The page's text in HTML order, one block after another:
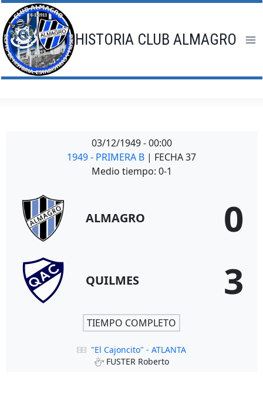
Saltar
al
contenido
HISTORIA CLUB ALMAGRO
03/12/1949 - 00:00
1949 - PRIMERA B | FECHA 37
Medio tiempo: 0-1
ALMAGRO 0
QUILMES 3
TIEMPO COMPLETO
"El Cajoncito" - ATLANTA
FUSTER Roberto